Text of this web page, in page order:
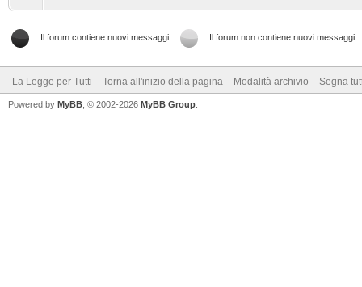
Il forum contiene nuovi messaggi Il forum non contiene nuovi messaggi
La Legge per Tutti Torna all'inizio della pagina Modalità archivio Segna
Powered by MyBB , © 2002-2026 MyBB Group